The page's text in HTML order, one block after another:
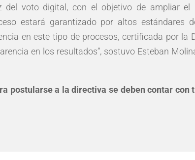
voto digital, con el objetivo de ampliar el
estará garantizado por altos estándares
en este tipo de procesos, certificada por la
en los resultados”, sostuvo Esteban
postularse a la directiva se deben contar con